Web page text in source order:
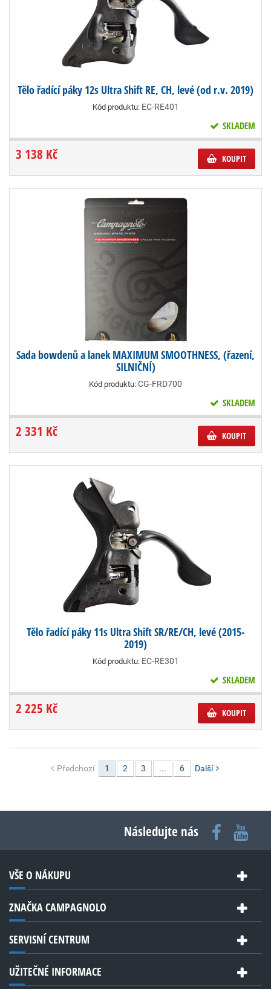
Tělo řadící páky 12s Ultra Shift RE, CH, levé (od r.v. 2019)
Kód produktu: EC-RE401
SKLADEM
3 138 Kč KOUPIT
Sada bowdenů a lanek MAXIMUM SMOOTHNESS, (řazení,
SILNIČNÍ)
Kód produktu: CG-FRD700
SKLADEM
2 331 Kč KOUPIT
Tělo řadící páky 11s Ultra Shift SR/RE/CH, levé (2015-
2019)
Kód produktu: EC-RE301
SKLADEM
2 225 Kč KOUPIT
Předchozí 1 2 3 ... 6 Další
Následujte nás
VŠE O NÁKUPU
ZNAČKA CAMPAGNOLO
SERVISNÍ CENTRUM
UŽITEČNÉ INFORMACE